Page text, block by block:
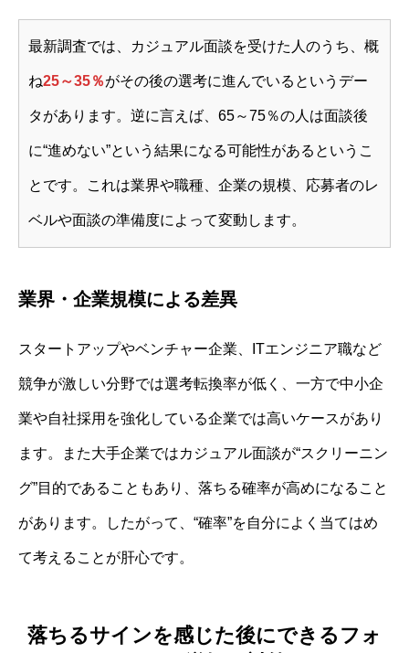
最新調査では、カジュアル面談を受けた人のうち、概
ね25～35％がその後の選考に進んでいるというデー
タがあります。逆に言えば、65～75％の人は面談後
に“進めない”という結果になる可能性があるというこ
とです。これは業界や職種、企業の規模、応募者のレ
ベルや面談の準備度によって変動します。
業界・企業規模による差異
スタートアップやベンチャー企業、ITエンジニア職など
競争が激しい分野では選考転換率が低く、一方で中小企
業や自社採用を強化している企業では高いケースがあり
ます。また大手企業ではカジュアル面談が“スクリーニン
グ”目的であることもあり、落ちる確率が高めになること
があります。したがって、“確率”を自分によく当てはめ
て考えることが肝心です。
落ちるサインを感じた後にできるフォ